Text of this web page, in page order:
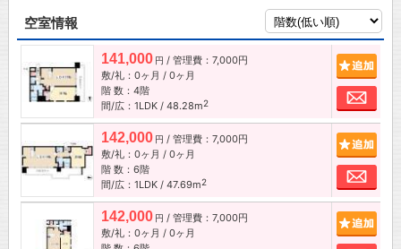
空室情報
141,000 円 / 管理費：7,000円
敷/礼：0ヶ月 / 0ヶ月
階 数：4階
間/広：1LDK / 48.28m2
お
142,000 円 / 管理費：7,000円
敷/礼：0ヶ月 / 0ヶ月
階 数：6階
間/広：1LDK / 47.69m2
お
142,000 円 / 管理費：7,000円
敷/礼：0ヶ月 / 0ヶ月